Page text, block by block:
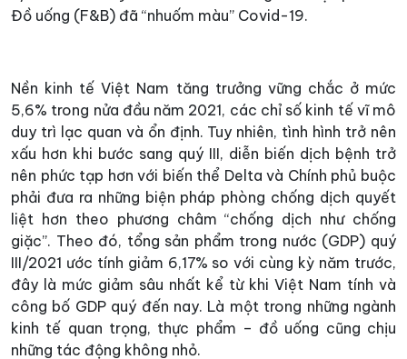
Đồ uống (F&B) đã “nhuốm màu” Covid-19.
Nền kinh tế Việt Nam tăng trưởng vững chắc ở mức
5,6% trong nửa đầu năm 2021, các chỉ số kinh tế vĩ mô
duy trì lạc quan và ổn định. Tuy nhiên, tình hình trở nên
xấu hơn khi bước sang quý III, diễn biến dịch bệnh trở
nên phức tạp hơn với biến thể Delta và Chính phủ buộc
phải đưa ra những biện pháp phòng chống dịch quyết
liệt hơn theo phương châm “chống dịch như chống
giặc”. Theo đó, tổng sản phẩm trong nước (GDP) quý
III/2021 ước tính giảm 6,17% so với cùng kỳ năm trước,
đây là mức giảm sâu nhất kể từ khi Việt Nam tính và
công bố GDP quý đến nay. Là một trong những ngành
kinh tế quan trọng, thực phẩm – đồ uống cũng chịu
những tác động không nhỏ.